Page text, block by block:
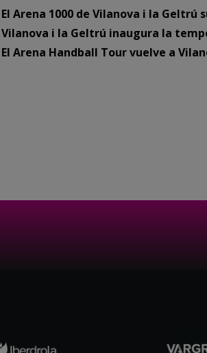
El Arena 1000 de Vilanova i la
Vilanova i la Geltrú inaugura la
El Arena Handball Tour vuelve a